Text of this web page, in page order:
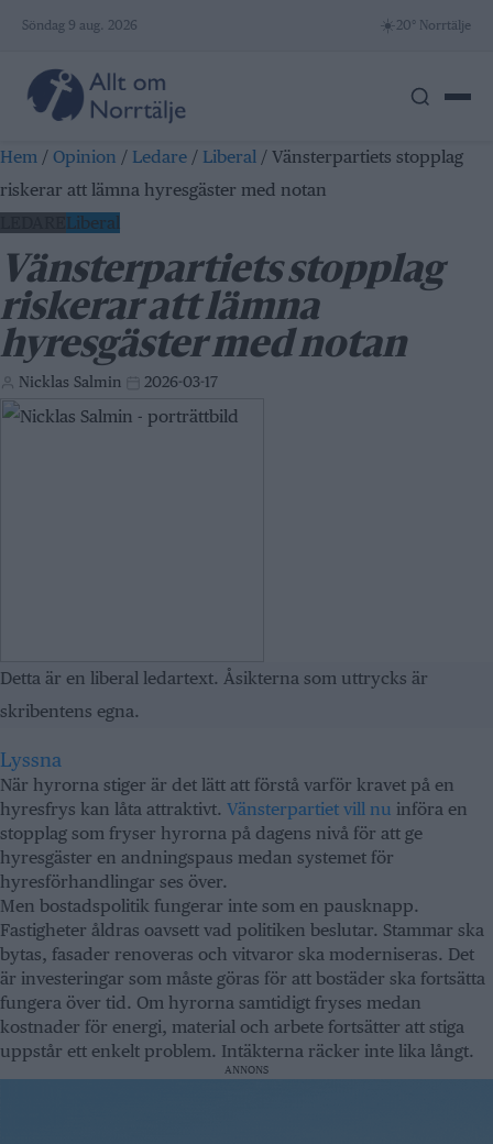
Skip
content
Söndag 9 aug. 2026 ☀️20° Norrtälje
Hem / Opinion / Ledare / Liberal / Vänsterpartiets stopplag
riskerar att lämna hyresgäster med notan
Liberal
Vänsterpartiets stopplag
riskerar att lämna
hyresgäster med notan
Nicklas Salmin 2026-03-17
Detta är en liberal ledartext. Åsikterna som uttrycks är
skribentens egna.
Lyssna
När hyrorna stiger är det lätt att förstå varför kravet på en
hyresfrys kan låta attraktivt. Vänsterpartiet vill nu införa en
stopplag som fryser hyrorna på dagens nivå för att ge
hyresgäster en andningspaus medan systemet för
hyresförhandlingar ses över.
Men bostadspolitik fungerar inte som en pausknapp.
Fastigheter åldras oavsett vad politiken beslutar. Stammar ska
bytas, fasader renoveras och vitvaror ska moderniseras. Det
är investeringar som måste göras för att bostäder ska fortsätta
fungera över tid. Om hyrorna samtidigt fryses medan
kostnader för energi, material och arbete fortsätter att stiga
uppstår ett enkelt problem. Intäkterna räcker inte lika långt.
ANNONS